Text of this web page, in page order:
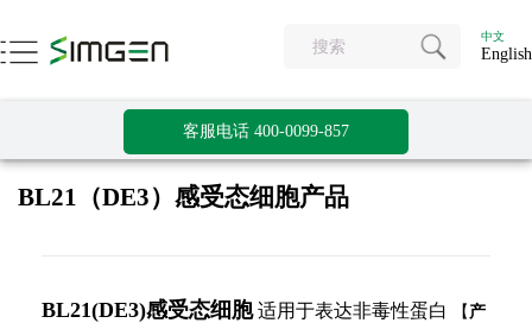
中文
English
客服电话 400-0099-857
BL21（DE3）感受态细胞产品
BL21(DE3)感受态细胞 适用于表达非毒性蛋白 【 产